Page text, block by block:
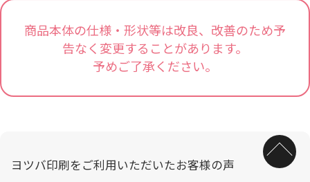
商品本体の仕様・形状等は改良、改善のため予
告なく変更することがあります。
予めご了承ください。
ヨツバ印刷をご利用いただいたお客様の声